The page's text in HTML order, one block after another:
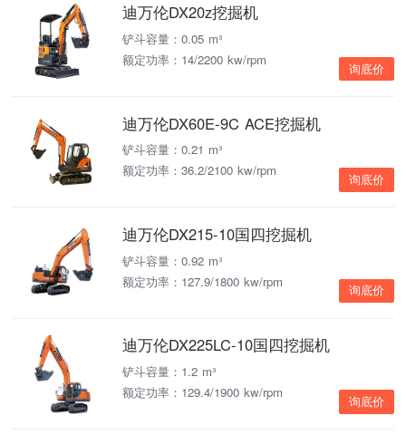
迪万伦DX20z挖掘机
铲斗容量：0.05 m³
额定功率：14/2200 kw/rpm
询底价
迪万伦DX60E-9C ACE挖掘机
铲斗容量：0.21 m³
额定功率：36.2/2100 kw/rpm
询底价
迪万伦DX215-10国四挖掘机
铲斗容量：0.92 m³
额定功率：127.9/1800 kw/rpm
询底价
迪万伦DX225LC-10国四挖掘机
铲斗容量：1.2 m³
额定功率：129.4/1900 kw/rpm
询底价